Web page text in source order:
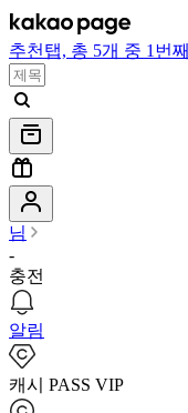
추천 탭, 총 5개 중 1번째
님
-
충전
알림
캐시 PASS VIP